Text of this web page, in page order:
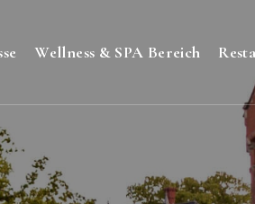
Wellness & SPA Bereich